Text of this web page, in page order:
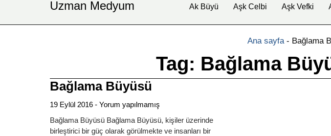
Uzman Medyum Ak Büyü Aşk Celbi Aşk Vefki
Ana sayfa- Bağlama
Tag: Bağlama
Bağlama Büyüsü
19 Eylül 2016
Yorum yapılmamış
Bağlama Büyüsü Bağlama Büyüsü, kişiler üzerinde
birleştirici bir güç olarak görülmekte ve insanları bir